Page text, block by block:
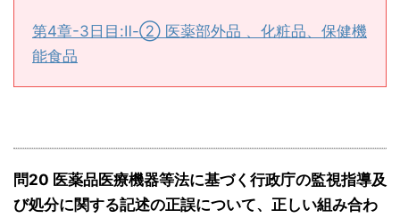
第4章-3日目:Ⅱ-② 医薬部外品 、化粧品、保健機
能食品
問20 医薬品医療機器等法に基づく行政庁の監視指導及
び処分に関する記述の正誤について、正しい組み合わ